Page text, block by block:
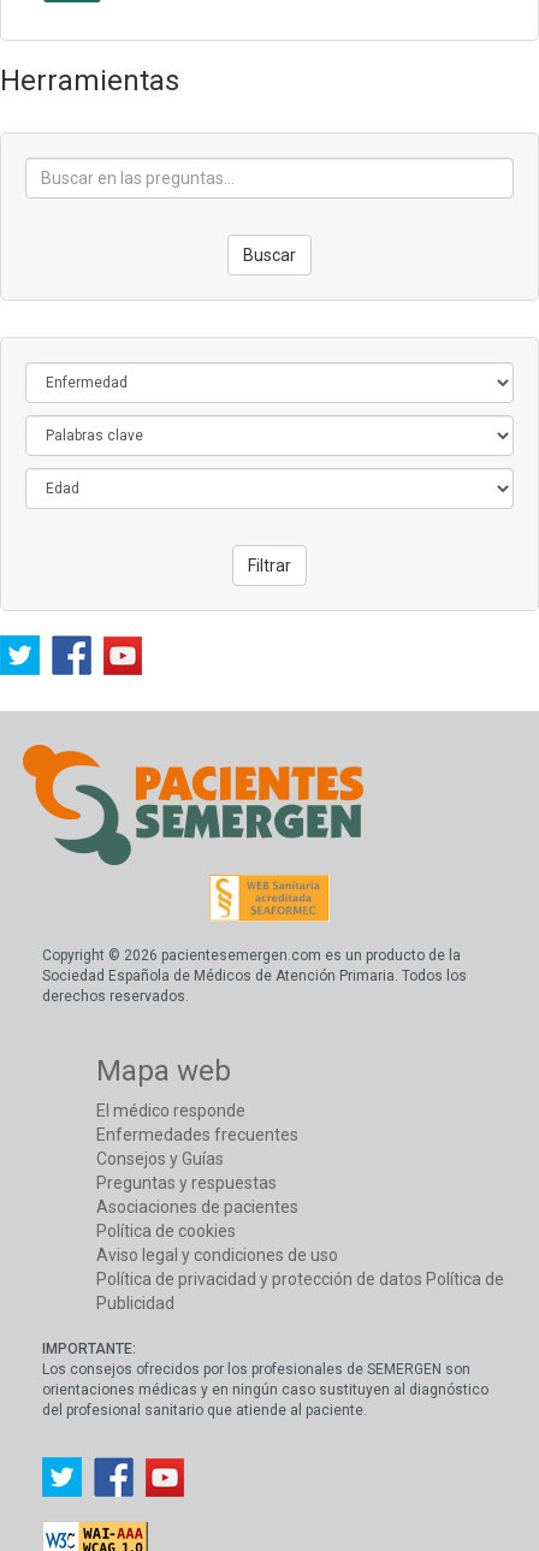
Herramientas
Buscar
Filtrar
Copyright © 2026 pacientesemergen.com es un producto de la
Sociedad Española de Médicos de Atención Primaria. Todos los
derechos reservados.
Mapa web
El médico responde
Enfermedades frecuentes
Consejos y Guías
Preguntas y respuestas
Asociaciones de pacientes
Política de cookies
Aviso legal y condiciones de uso
Política de privacidad y protección de datos Política de
Publicidad
IMPORTANTE:
Los consejos ofrecidos por los profesionales de SEMERGEN son
orientaciones médicas y en ningún caso sustituyen al diagnóstico
del profesional sanitario que atiende al paciente.